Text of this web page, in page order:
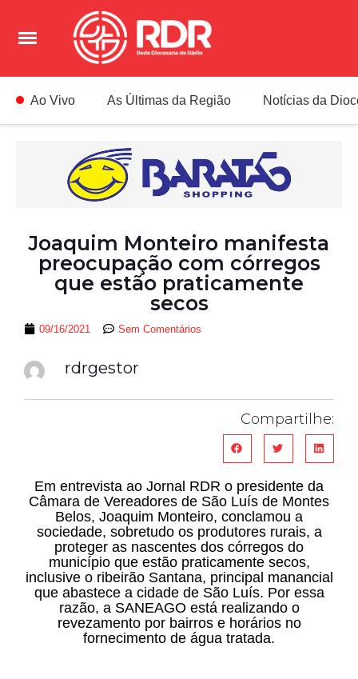
Ao Vivo As Últimas da Região Notícias da
Joaquim Monteiro manifesta
preocupação com córregos
que estão praticamente
secos
09/16/2021 Sem Comentários
rdrgestor
Compartilhe:
Em entrevista ao Jornal RDR o presidente da
Câmara de Vereadores de São Luís de Montes
Belos, Joaquim Monteiro, conclamou a
sociedade, sobretudo os produtores rurais, a
proteger as nascentes dos córregos do
município que estão praticamente secos,
inclusive o ribeirão Santana, principal manancial
que abastece a cidade de São Luís. Por essa
razão, a SANEAGO está realizando o
revezamento por bairros e horários no
fornecimento de água tratada.